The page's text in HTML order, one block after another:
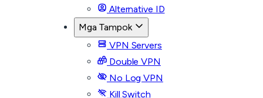
Alternative ID
Mga Tampok
VPN Servers
Double VPN
No Log VPN
Kill Switch